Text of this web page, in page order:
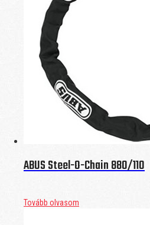
ABUS Steel-O-Chain 880/110
Tovább olvasom